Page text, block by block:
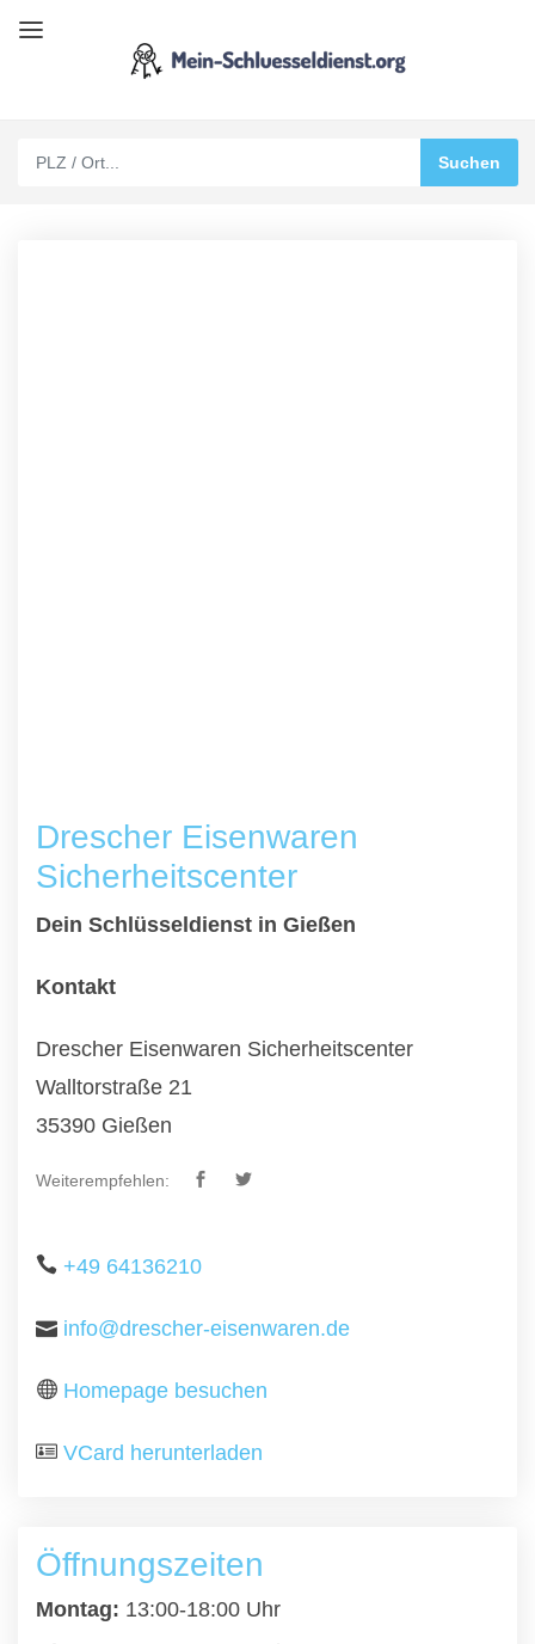
Drescher Eisenwaren
Sicherheitscenter
Dein Schlüsseldienst in Gießen
Kontakt
Drescher Eisenwaren Sicherheitscenter
Walltorstraße 21
35390 Gießen
Weiterempfehlen:
+49 64136210
info@drescher-eisenwaren.de
Homepage besuchen
VCard herunterladen
Öffnungszeiten
Montag: 13:00-18:00 Uhr